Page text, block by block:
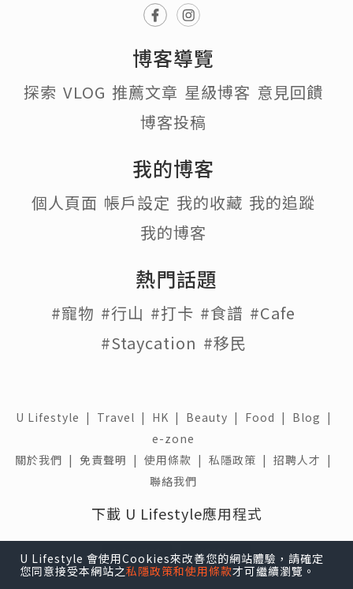
博客導覽
探索 VLOG 推薦文章 星級博客 意見回饋
博客投稿
我的博客
個人頁面 帳戶設定 我的收藏 我的追蹤
我的博客
熱門話題
#寵物 #行山 #打卡 #食譜 #Cafe
#Staycation #移民
U Lifestyle | Travel | HK | Beauty | Food | Blog |
e-zone
關於我們 | 免責聲明 | 使用條款 | 私隱政策 | 招聘人才 |
聯絡我們
下載 U Lifestyle應用程式
U Lifestyle 會使用Cookies來改善您的網站體驗，請確定
您同意接受本網站之私隱政策和使用條款才可繼續瀏覽。